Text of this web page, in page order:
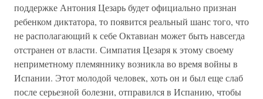
поддержке Антония Цезарь будет официально признан
ребенком диктатора, то появится реальный шанс того, что
не располагающий к себе Октавиан может быть навсегда
отстранен от власти. Симпатия Цезаря к этому своему
неприметному племяннику возникла во время войны в
Испании. Этот молодой человек, хоть он и был еще слаб
после серьезной болезни, отправился в Испанию, чтобы